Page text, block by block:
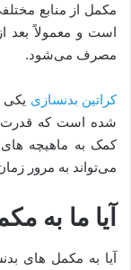
مکمل از منابع
است و معمولاً بعد
مصرف می‌شود.
کراتین بدنسازی یکی
شده است که قدرت
کمک به ماهیچه های
می‌تواند به مرور
آیا ما به
آیا به مکمل های